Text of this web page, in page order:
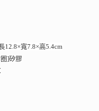
12.8×寬7.8×高5.4cm
]矽膠